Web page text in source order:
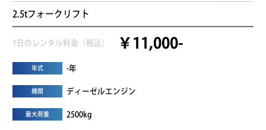
2.5tフォークリフト
1日のレンタル料金（税込） ￥11,000-
年式 -年
機関 ディーゼルエンジン
最大荷重 2500kg